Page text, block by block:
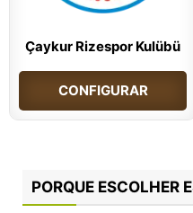
Çaykur Rizespor Kulübü
CONFIGURAR
PORQUE ESCOLHER